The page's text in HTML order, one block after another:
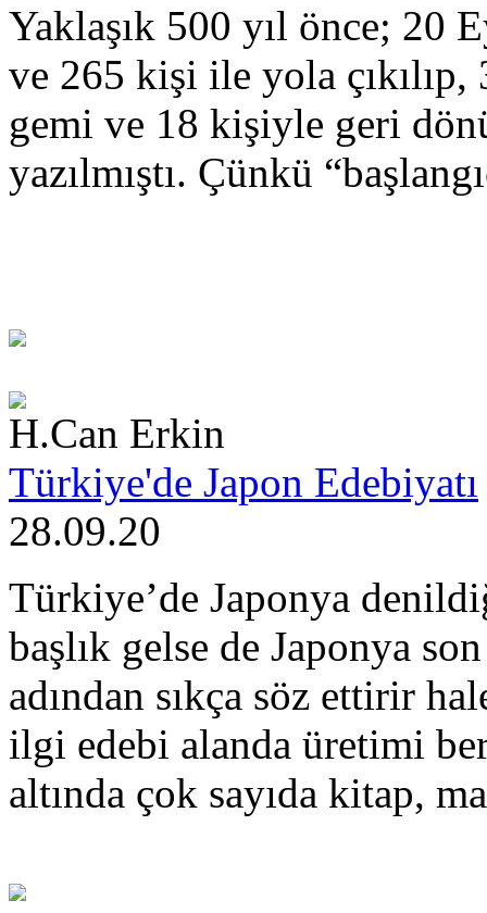
Yaklaşık 500 yıl önce; 20
ve 265 kişi ile yola
gemi ve 18 kişiyle geri
yazılmıştı. Çünkü
H.Can Erkin
Türkiye'de Japon Edebiyatı
28.09.20
Türkiye’de Japonya
başlık gelse de Japonya
adından sıkça söz ettirir
ilgi edebi alanda üretimi
altında çok sayıda kitap,